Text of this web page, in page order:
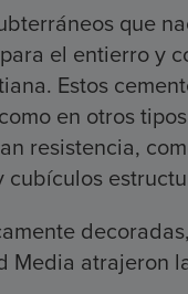
que
el entierro y
Estos
en otros
resistencia,
cubículos
Media atrajeron